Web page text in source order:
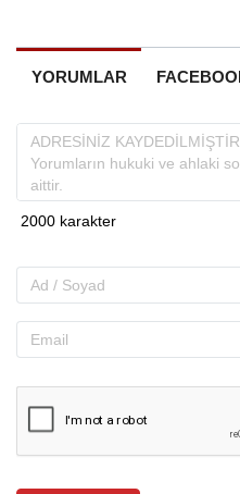
YORUMLAR